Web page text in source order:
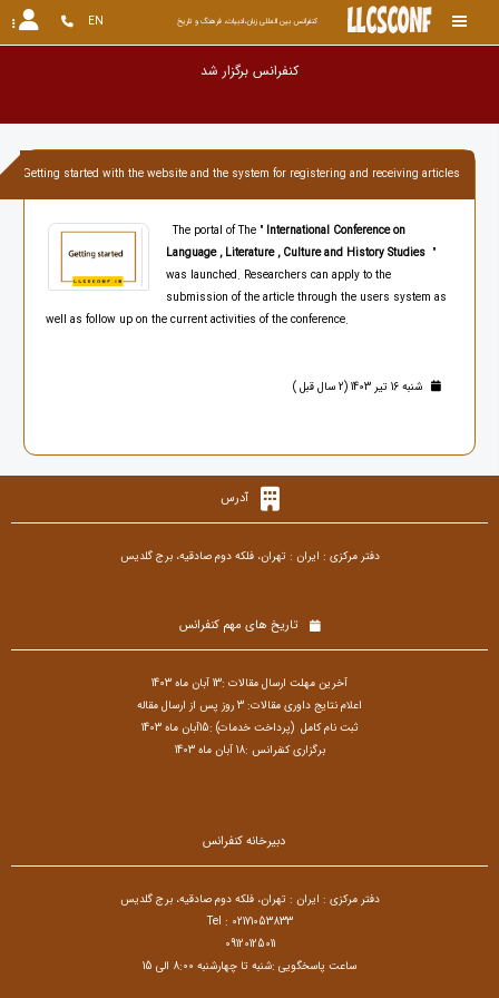
کنفرانس بین المللی زبان،ادبیات، فرهنگ و تاریخ EN
کنفرانس برگز
Getting started with the website and the system for registering and receiving articles
The portal of The " International Conference on
Language , Literature , Culture and History Studies "
was launched. Researchers can apply to the
submission of the article through the users system as
well as follow up on the current activities of the conference.
شنبه 16 تیر 1403 (2 سال قبل )
آدرس
دفتر مرکزی : ایران : تهران، فلکه دوم صادقیه، برج گلدیس
تاریخ های مهم کنفرانس
آخرین مهلت ارسال مقالات :13 آبان ماه 1403
اعلام نتایج داوری مقالات: 3 روز پس از ارسال مقاله
ثبت نام کامل (پرداخت خدمات) :15آبان ماه 1403
برگزاری کنفرانس :18 آبان ماه 1403
دبیرخانه کنفرانس
دفتر مرکزی : ایران : تهران، فلکه دوم صادقیه، برج گلدیس
Tel : 02171053833
09120125011
ساعت پاسخگویی :شنبه تا چهارشنبه 8:00 الی 15